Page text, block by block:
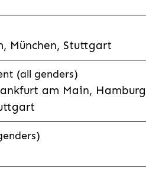
München, Stuttgart
(all genders)
am Main,